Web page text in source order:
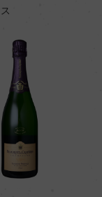
、ステンレ
、600L、
:デゴルジュ